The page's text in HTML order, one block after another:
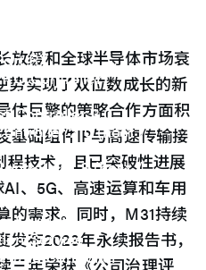
RX
Controller
Controller 4.1
Controller 3.0
2.0 (host /
1.8 (host /
host
Service
Service
and Controller
放缓和全球半导体市场衰
势实现了双位数成长的新
体巨擎的策略合作方面积
基础组件IP与高速传输接
程技术，且已突破性进展
、5G、高速运算和车用
的需求。同时，M31持续
布2023年永续报告书，
三年荣获《公司治理评